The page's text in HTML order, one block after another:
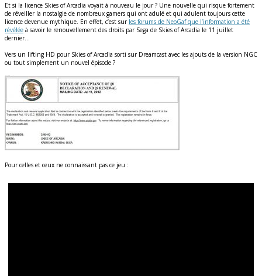
Et si la licence Skies of Arcadia voyait à nouveau le jour ? Une nouvelle qui risque fortement
de réveiller la nostalgie de nombreux gamers qui ont adulé et qui adulent toujours cette
licence devenue mythique. En effet, c’est sur les forums de NeoGaf que l’information a été
révélée à savoir le renouvellement des droits par Sega de Skies of Arcadia le 11 juillet
dernier…
Vers un lifting HD pour Skies of Arcadia sorti sur Dreamcast avec les ajouts de la version NGC
ou tout simplement un nouvel épisode ?
Pour celles et ceux ne connaissant pas ce jeu :